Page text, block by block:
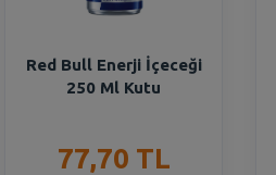
Red Bull Enerji İçeceği
250 Ml Kutu
77,70 TL